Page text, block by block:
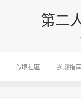
第二
心境社區 遊戲指